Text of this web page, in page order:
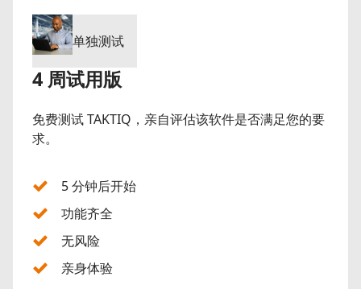
单独测试
4 周试用版
免费测试 TAKTIQ，亲自评估该软件是否满足您的要
求。
5 分钟后开始
功能齐全
无风险
亲身体验